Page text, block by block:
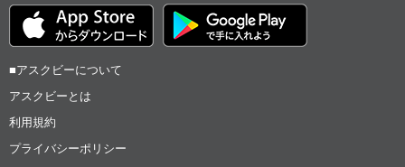
■アスクビーについて
アスクビーとは
利用規約
プライバシーポリシー